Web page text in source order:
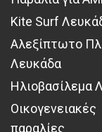
Kite Surf
Αλεξίπτωτο
Λευκάδα
Ηλιοβασίλεμα
Οικογενειακές
παραλίες